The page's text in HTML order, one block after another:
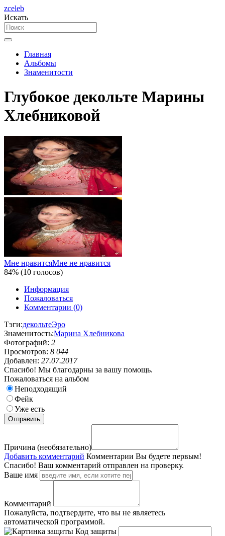
zceleb
Искать
Главная
Альбомы
Знаменитости
Глубокое декольте Марины
Хлебниковой
Мне нравитсяМне не нравится
84% (10 голосов)
Информация
Пожаловаться
Комментарии (0)
Тэги:декольтеЭро
Знаменитость:Марина Хлебникова
Фотографий: 2
Просмотров: 8 044
Добавлен: 27.07.2017
Спасибо! Мы благодарны за вашу помощь.
Пожаловаться на альбом
Неподходящий
Фейк
Уже есть
Причина (необязательно)
Добавить комментарий Комментарии Вы будете первым!
Спасибо! Ваш комментарий отправлен на проверку.
Ваше имя
Комментарий
Пожалуйста, подтвердите, что вы не являетесь
автоматической программой.
Код защиты